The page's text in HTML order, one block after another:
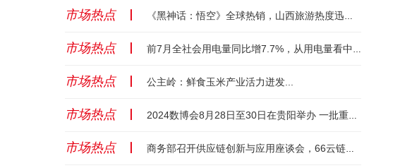
市场热点 《黑神话：悟空》全球热销，山西旅游热度迅速攀升...
市场热点 前7月全社会用电量同比增7.7%，从用电量看中国经济向“新”力...
市场热点 公主岭：鲜食玉米产业活力迸发...
市场热点 2024数博会8月28日至30日在贵阳举办 一批重要政策将集中发布...
市场热点 商务部召开供应链创新与应用座谈会，66云链受邀发言...